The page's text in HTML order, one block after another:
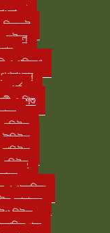
ক্রিকেট
ফুটবল
ও পরিবেশ
গণমাধ্যম
ধর্ম
ও শিশু
হলিউড
টালিউড
ঢালিউড
বলিউড
ও প্রযুক্তি
আদালত
টপ নিউজ
খবর